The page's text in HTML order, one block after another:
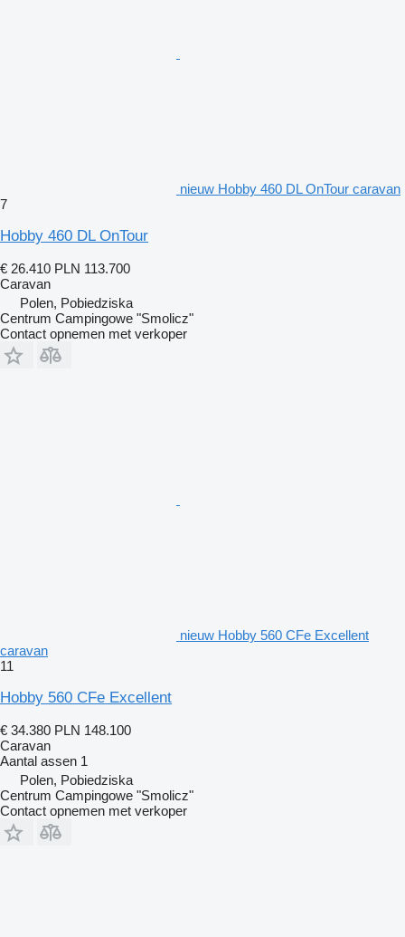
nieuw Hobby 460 DL OnTour caravan
7
Hobby 460 DL OnTour
€ 26.410 PLN 113.700
Caravan
Polen, Pobiedziska
Centrum Campingowe "Smolicz"
Contact opnemen met verkoper
nieuw Hobby 560 CFe Excellent
caravan
11
Hobby 560 CFe Excellent
€ 34.380 PLN 148.100
Caravan
Aantal assen 1
Polen, Pobiedziska
Centrum Campingowe "Smolicz"
Contact opnemen met verkoper